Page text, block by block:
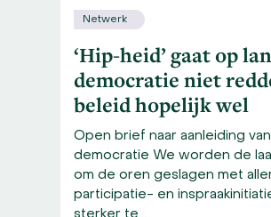
the
carousel
navigation
buttons
Netwerk
‘Hip-heid’ gaat op
democratie niet
beleid hopelijk wel
Open brief naar aanleiding
democratie We worden de
om de oren geslagen met
participatie- en